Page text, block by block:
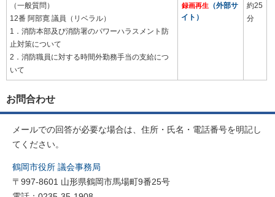
（一般質問）
12番 阿部寛 議員（リベラル）
1．消防本部及び消防署のパワーハラスメント防
止対策について
2．消防職員に対する時間外勤務手当の支給につ
いて
録画再生 （外部サ
イト）
約25
分
お問合わせ
メールでの回答が必要な場合は、住所・氏名・電話番号を明記し
てください。
鶴岡市役所 議会事務局
〒997-8601 山形県鶴岡市馬場町9番25号